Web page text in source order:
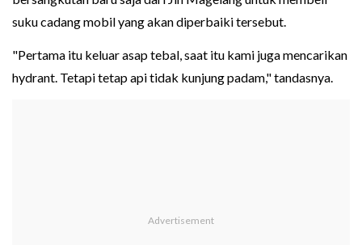
suku cadang mobil yang akan diperbaiki tersebut.
"Pertama itu keluar asap tebal, saat itu kami juga mencarikan
hydrant. Tetapi tetap api tidak kunjung padam," tandasnya.